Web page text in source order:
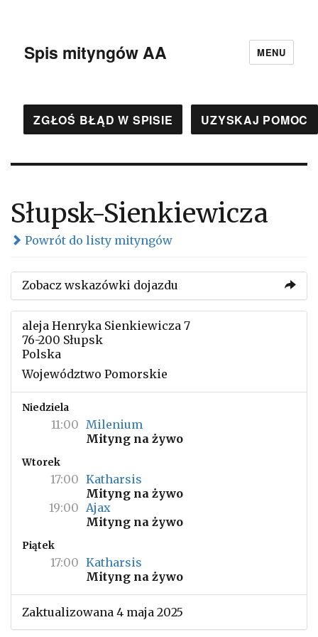
Spis mityngów AA MENU
ZGŁOŚ BŁĄD W SPISIE UZYSKAJ POMOC
Słupsk-Sienkiewicza
Powrót do listy mityngów
Zobacz wskazówki dojazdu
aleja Henryka Sienkiewicza 7
76-200 Słupsk
Polska
Województwo Pomorskie
Niedziela
11:00 Milenium
Mityng na żywo
Wtorek
17:00 Katharsis
Mityng na żywo
19:00 Ajax
Mityng na żywo
Piątek
17:00 Katharsis
Mityng na żywo
Zaktualizowana 4 maja 2025